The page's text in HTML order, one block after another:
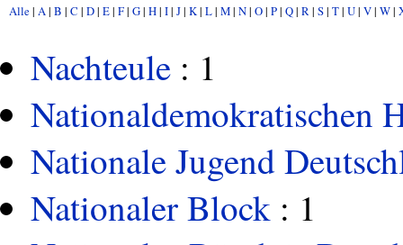
Alle | A| B | C | D| E| F| G| H| I| J| K| L| M| N| O| P| Q| R| S| T| U| V| W|
Nachteule : 1
Nationaldemokratischen
Nationale Jugend
Nationaler Block : 1